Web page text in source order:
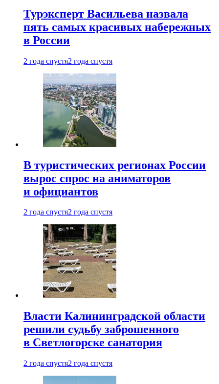
Турэксперт Васильева назвала
пять самых красивых набережных
в России
2 года спустя2 года спустя
В туристических регионах России
вырос спрос на аниматоров
и официантов
2 года спустя2 года спустя
Власти Калининградской области
решили судьбу заброшенного
в Светлогорске санатория
2 года спустя2 года спустя